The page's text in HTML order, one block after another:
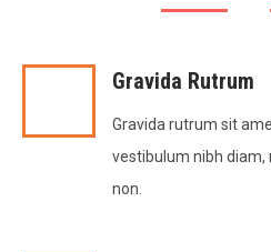
Gravida Rutrum
Gravida rutrum sit
vestibulum nibh diam,
non.